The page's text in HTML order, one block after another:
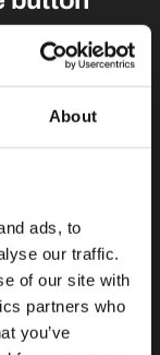
About
ads, to
our traffic.
of our site with
partners who
you’ve